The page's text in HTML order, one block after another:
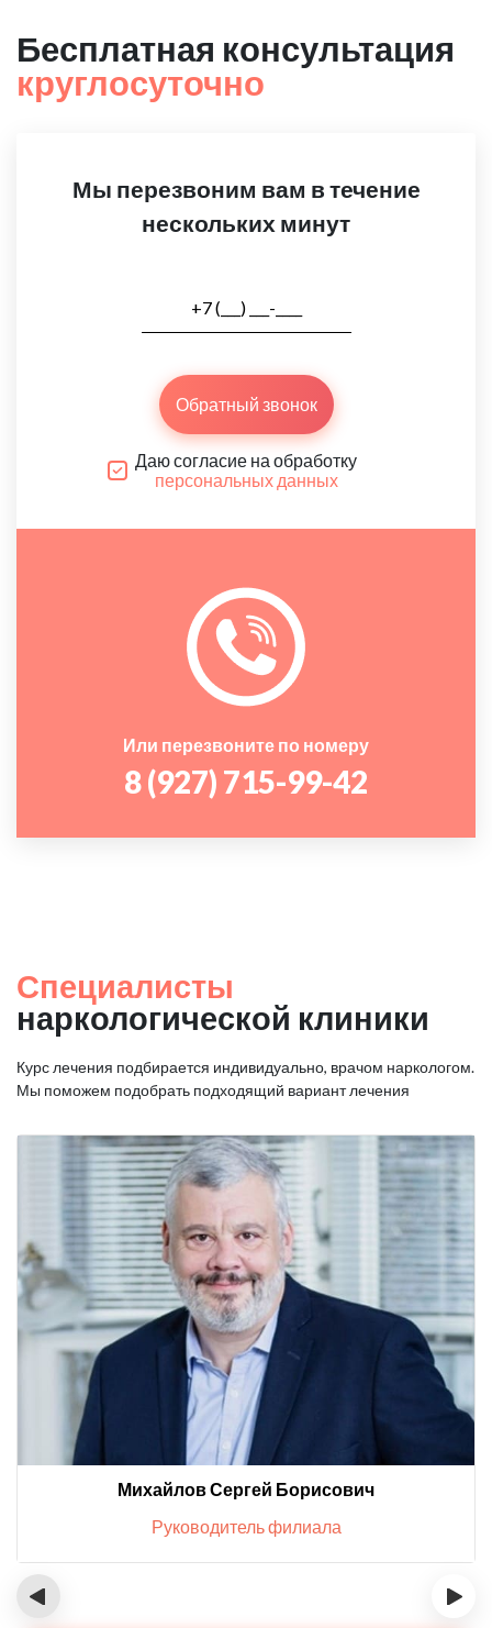
Бесплатная консультация
круглосуточно
Мы перезвоним вам в течение
нескольких минут
Обратный звонок
Даю согласие на обработку
персональных данных
Или перезвоните по номеру
8 (927) 715-99-42
Специалисты
наркологической клиники
Курс лечения подбирается индивидуально, врачом наркологом.
Мы поможем подобрать подходящий вариант лечения
Михайлов Сергей Борисович
Руководитель филиала
‹ ›